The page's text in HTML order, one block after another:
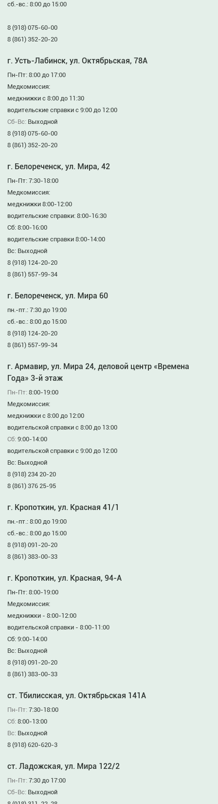
сб.-вс.: 8:00 до 15:00
8 (918) 075-60-00
8 (861) 352-20-20
г. Усть-Лабинск, ул. Октябрьская, 78А
Пн-Пт: 8:00 до 17:00
Медкомиссия:
медкнижки с 8:00 до 11:30
водительские справки с 9:00 до 12:00
Сб-Вс: Выходной
8 (918) 075-60-00
8 (861) 352-20-20
г. Белореченск, ул. Мира, 42
Пн-Пт: 7:30-18:00
Медкомиссия:
медкнижки 8:00-12:00
водительские справки: 8:00-16:30
Сб: 8:00-16:00
водительские справки 8:00-14:00
Вс: Выходной
8 (918) 124-20-20
8 (861) 557-99-34
г. Белореченск, ул. Мира 60
пн.-пт.: 7:30 до 19:00
сб.-вс.: 8:00 до 15:00
8 (918) 124-20-20
8 (861) 557-99-34
г. Армавир, ул. Мира 24, деловой центр «Времена
Года» 3-й этаж
Пн-Пт: 8:00-19:00
Медкомиссия:
медкнижки с 8:00 до 12:00
водительской справки с 8:00 до 13:00
Сб: 9:00-14:00
водительской справки с 9:00 до 12:00
Вс: Выходной
8 (918) 234 20-20
8 (861) 376 25-95
г. Кропоткин, ул. Красная 41/1
пн.-пт.: 8:00 до 19:00
сб.-вс.: 8:00 до 15:00
8 (918) 091-20-20
8 (861) 383-00-33
г. Кропоткин, ул. Красная, 94-А
Пн-Пт: 8:00-19:00
Медкомиссия:
медкнижки - 8:00-12:00
водительской справки - 8:00-11:00
Сб: 9:00-14:00
Вс: Выходной
8 (918) 091-20-20
8 (861) 383-00-33
ст. Тбилисская, ул. Октябрьская 141А
Пн-Пт: 7:30-18:00
Сб: 8:00-13:00
Вс: Выходной
8 (918) 620-620-3
ст. Ладожская, ул. Мира 122/2
Пн-Пт: 7:30 до 17:00
Сб-Вс: Выходной